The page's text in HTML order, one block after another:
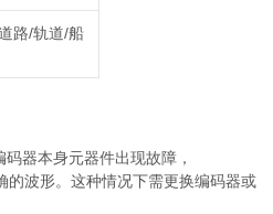
路/轨道/船
器本身元器件出现故障，
波形。这种情况下需更换编码器或